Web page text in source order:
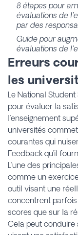
8 étapes pour
évaluations de
par des
Guide pour
évaluations de
Erreurs
les
Le National
pour évaluer la
l’enseignement
universités
courantes qui
Feedback qu’il
L’une des
comme un
outil visant une
concentrent parfois
scores que sur la
Cela peut conduire